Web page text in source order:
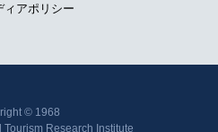
ィアポリシー
© 1968
Research Institute